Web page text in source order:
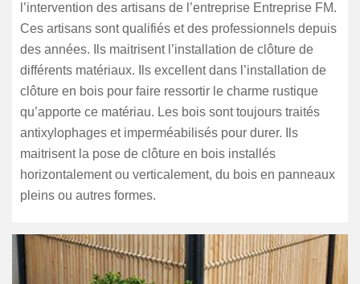
l’intervention des artisans de l’entreprise Entreprise FM.
Ces artisans sont qualifiés et des professionnels depuis
des années. Ils maitrisent l’installation de clôture de
différents matériaux. Ils excellent dans l’installation de
clôture en bois pour faire ressortir le charme rustique
qu’apporte ce matériau. Les bois sont toujours traités
antixylophages et imperméabilisés pour durer. Ils
maitrisent la pose de clôture en bois installés
horizontalement ou verticalement, du bois en panneaux
pleins ou autres formes.